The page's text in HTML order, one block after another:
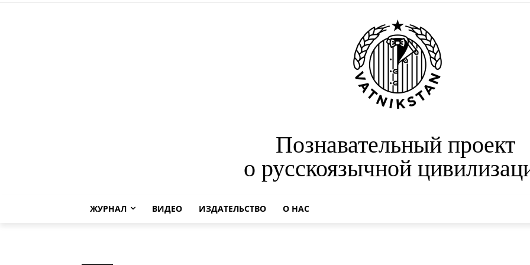
Познавательный проект
о русскоязычной
ЖУРНАЛ ВИДЕО ИЗДАТЕЛЬСТВО О НАС